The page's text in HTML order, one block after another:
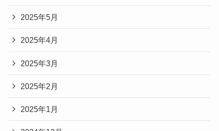
2025年5月
2025年4月
2025年3月
2025年2月
2025年1月